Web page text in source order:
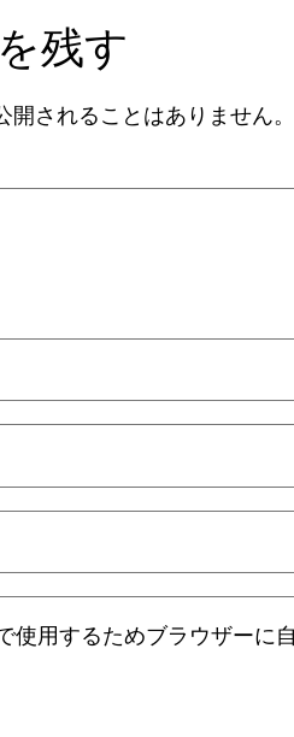
残す
開されることはありません
使用するためブラウザーに